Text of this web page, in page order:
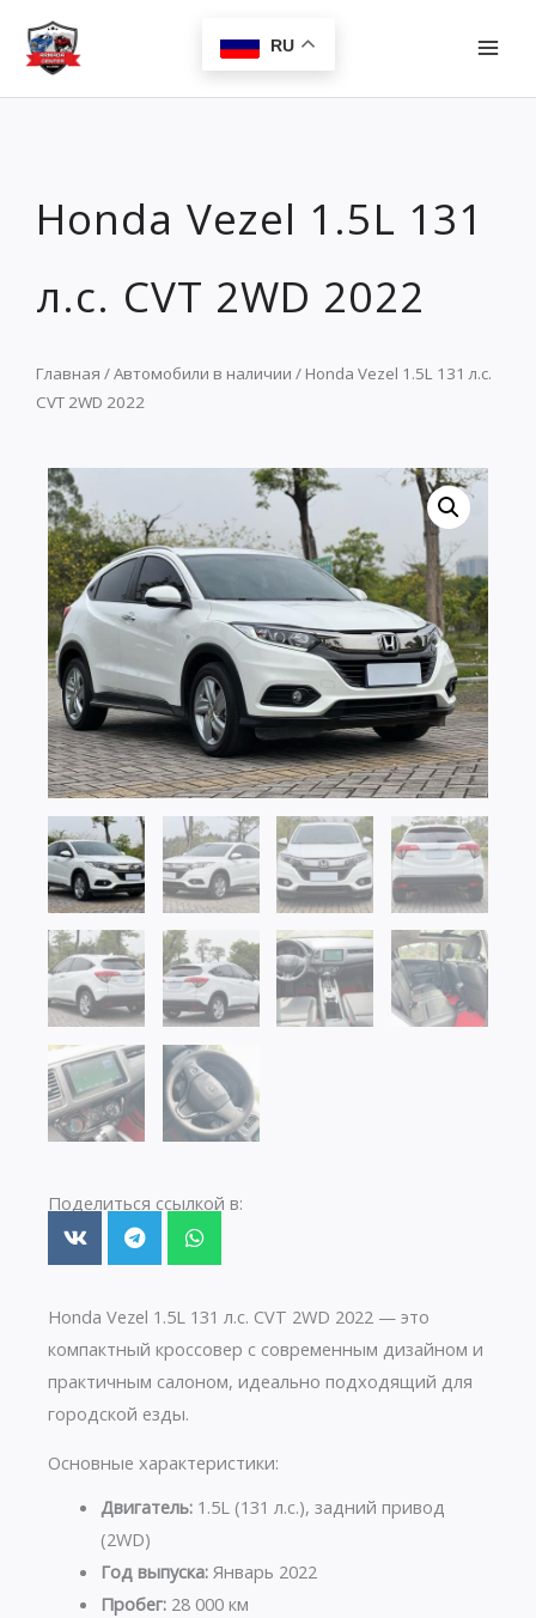
Перейти
содержимому
RU
Honda Vezel 1.5L 131
л.с. CVT 2WD 2022
Главная /Автомобили в наличии / Honda Vezel 1.5L 131 л.с.
CVT 2WD 2022
Поделиться ссылкой в:
Honda Vezel 1.5L 131 л.с. CVT 2WD 2022 — это
компактный кроссовер с современным дизайном и
практичным салоном, идеально подходящий для
городской езды.
Основные характеристики:
Двигатель:1.5L (131 л.с.), задний привод
(2WD)
Год выпуска:Январь 2022
Пробег:28 000 км